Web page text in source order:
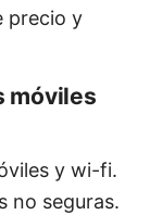
precio y
móviles
y wi-fi.
no seguras.